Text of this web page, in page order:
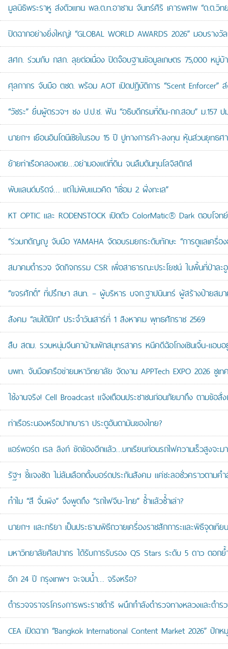
มูลนิธิพระราหู ส่งตัวแทน พล.ต.ท.อาชาน จันทร์ศิริ เคารพศพ “ด.ต.วิท
ปิดฉากอย่างยิ่งใหญ่! “GLOBAL WORLD AWARDS 2026” มอบรา
สศก. ร่วมกับ กสก. ลุยต่อเนื่อง ปิดจ๊อบฐานข้อมูลเกษตร 75,000 หมู่
ศุลกากร จับมือ ตชด. พร้อม AOT เปิดปฏิบัติการ “Scent Enforcer”
“วัชระ” ยื่นผู้ตรวจฯ ชง ป.ป.ช. ฟัน “อธิบดีกรมที่ดิน-กก.สอบ” ม.157 ป
นายกฯ เยือนอินโดนีเซียในรอบ 15 ปี ปูทางการค้า-ลงทุน หุ้นส่วนยุทธศ
ย้ายท่าเรือคลองเตย…อย่ามองแต่ที่ดิน จนลืมต้นทุนโลจิสติกส์
พับแลนด์บริดจ์… แต่ไม่พับแนวคิด “เชื่อม 2 ฝั่งทะเล”
KT OPTIC และ RODENSTOCK เปิดตัว ColorMatic® Dark ตอบโจ
“ร่วมกตัญญู จับมือ YAMAHA จัดอบรมยกระดับทักษะ “การดูแลเครื่อ
สมาคมตำรวจ จัดกิจกรรม CSR เพื่อสาธารณะประโยชน์ ในพื้นที่ป่าละอู
“ขจรศักดิ์” ที่ปรึกษา สนท. – ผู้บริหาร บจก.ฐาปนินทร์ ผู้สร้างป้ายสม
สังคม “ลมใต้ปีก” ประจำวันเสาร์ที่ 1 สิงหาคม พุทธศักราช 2569
สืบ สตม. รวบหนุ่มจีนคาบ้านพักสมุทรสาคร หนีคดีฉ้อโกงเซินเจิ้น-แอบอ
บพท. จับมือเครือข่ายมหาวิทยาลัย จัดงาน APPTech EXPO 2026 ชูเ
ใช้งานจริง! Cell Broadcast แจ้งเตือนประชาชนก่อนภัยมาถึง ตามข้อสั่
ท่าเรือระนองหรือปากบารา ประตูอันดามันของไทย?
แอร์พอร์ต เรล ลิงก์ ขัดข้องอีกแล้ว…บทเรียนก่อนรถไฟความเร็วสูงจะม
รัฐฯ ชี้แจงชัด ไม่ล้มเลือกตั้งบอร์ดประกันสังคม แค่ชะลอชั่วคราวตามค
ทำไม “สี จิ้นผิง” จึงพูดถึง “รถไฟจีน-ไทย” ซ้ำแล้วซ้ำเล่า?
นายกฯ และภริยา เป็นประธานพิธีถวายเครื่องราชสักการะและพิธีจุดเ
มหาวิทยาลัยศิลปากร ได้รับการรับรอง QS Stars ระดับ 5 ดาว ตอก
อีก 24 ปี กรุงเทพฯ จะจมน้ำ… จริงหรือ?
ตำรวจจราจรโครงการพระราชดำริ ผนึกกำลังตำรวจทางหลวงและตำ
CEA เปิดฉาก “Bangkok International Content Market 2026” ปั